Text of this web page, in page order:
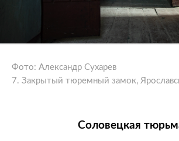
Фото: Александр Сухарев
7. Закрытый тюремный замок,
Соловецкая